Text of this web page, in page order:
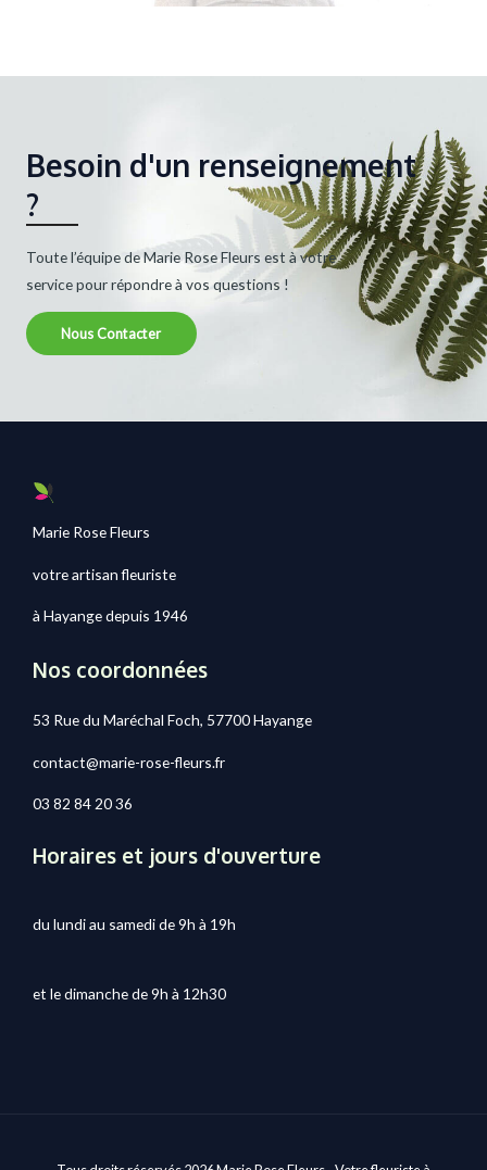
Besoin d'un renseignement
?
Toute l’équipe de Marie Rose Fleurs est à votre
service pour répondre à vos questions !
Nous Contacter
Marie Rose Fleurs
votre artisan fleuriste
à Hayange depuis 1946
Nos coordonnées
53 Rue du Maréchal Foch, 57700 Hayange
contact@marie-rose-fleurs.fr
03 82 84 20 36
Horaires et jours d'ouverture
du lundi au samedi de 9h à 19h
et le dimanche de 9h à 12h30